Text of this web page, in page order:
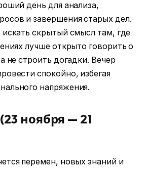
день для анализа,
и завершения старых дел.
скрытый смысл там, где
лучше открыто говорить о
не строить догадки. Вечер
спокойно, избегая
напряжения.
ноября — 21
перемен, новых знаний и